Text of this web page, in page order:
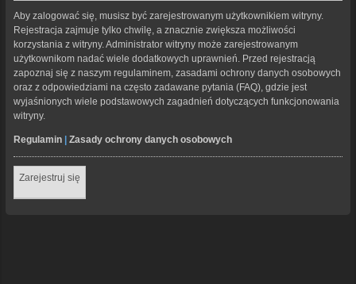
Aby zalogować się, musisz być zarejestrowanym użytkownikiem witryny.
Rejestracja zajmuje tylko chwilę, a znacznie zwiększa możliwości
korzystania z witryny. Administrator witryny może zarejestrowanym
użytkownikom nadać wiele dodatkowych uprawnień. Przed rejestracją
zapoznaj się z naszym regulaminem, zasadami ochrony danych osobowych
oraz z odpowiedziami na często zadawane pytania (FAQ), gdzie jest
wyjaśnionych wiele podstawowych zagadnień dotyczących funkcjonowania
witryny.
Regulamin | Zasady ochrony danych osobowych
Zarejestruj się